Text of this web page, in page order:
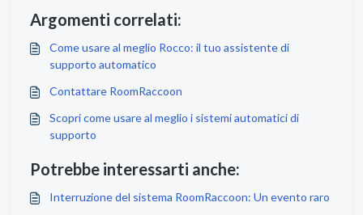
Argomenti correlati:
Come usare al meglio Rocco: il tuo assistente di
supporto automatico
Contattare RoomRaccoon
Scopri come usare al meglio i sistemi automatici di
supporto
Potrebbe interessarti anche:
Interruzione del sistema RoomRaccoon: Un evento raro